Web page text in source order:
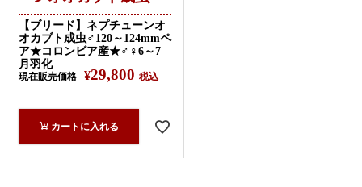
【ブリード】ネプチューンオ
オカブト成虫♂120～124mmペ
ア★コロンビア産★♂♀6～7
月羽化
現在販売価格 ¥29,800 税込
カートに入れる